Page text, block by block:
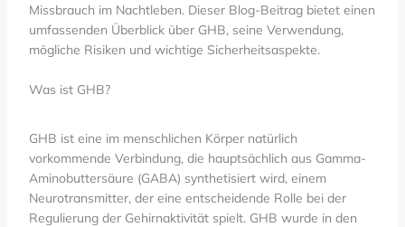
Missbrauch im Nachtleben. Dieser Blog-Beitrag bietet einen
umfassenden Überblick über GHB, seine Verwendung,
mögliche Risiken und wichtige Sicherheitsaspekte.
Was ist GHB?
GHB ist eine im menschlichen Körper natürlich
vorkommende Verbindung, die hauptsächlich aus Gamma-
Aminobuttersäure (GABA) synthetisiert wird, einem
Neurotransmitter, der eine entscheidende Rolle bei der
Regulierung der Gehirnaktivität spielt. GHB wurde in den